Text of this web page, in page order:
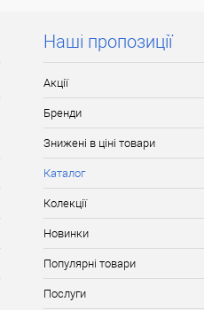
Наші пропозиції
Акції
Бренди
Знижені в ціні товари
Каталог
Колекції
Новинки
Популярні товари
Послуги